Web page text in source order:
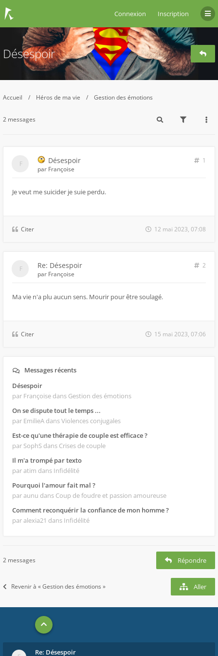
Connexion Inscription
Désespoir
Accueil Héros de ma vie Gestion des émotions
2 messages
Désespoir
1
par Françoise
Je veut me suicider je suie perdu.
Citer 12 mai 2023, 07:08
Re: Désespoir
2
par Françoise
Ma vie n'a plu aucun sens. Mourir pour être soulagé.
Citer 15 mai 2023, 07:06
Messages récents
Désespoir
par Françoise dans Gestion des émotions
On se dispute tout le temps ...
par EmilieA dans Violences conjugales
Est-ce qu'une thérapie de couple est efficace ?
par SophS dans Crises de couple
Il m'a trompé par texto
par atim dans Infidélité
Pourquoi l'amour fait mal ?
par aunu dans Coup de foudre et passion amoureuse
Comment reconquérir la confiance de mon homme ?
par alexia21 dans Infidélité
2 messages Répondre
Revenir à « Gestion des émotions » Aller
Re: Désespoir